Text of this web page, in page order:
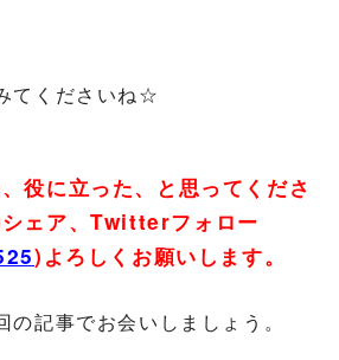
てくださいね☆
役に立った、と思ってくださ
ェア、Twitterフォロー
) よろしくお願いします。
記事でお会いしましょう。